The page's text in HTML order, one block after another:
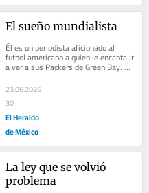
El sueño mundialista
Él es un periodista aficionado al
futbol americano a quien le encanta ir
a ver a sus Packers de Green Bay. Es
uno de los 500 mil socios de la...
23.06.2026
30
El Heraldo
de México
La ley que se volvió
problema